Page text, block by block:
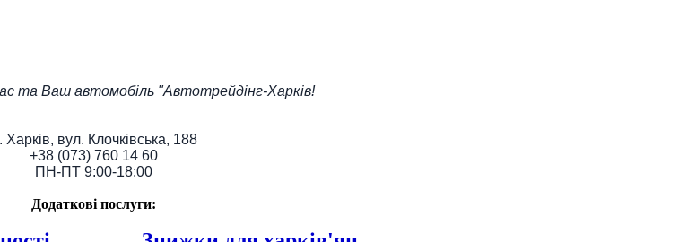
та Ваш автомобіль "Автотрейдінг-Харків!
Харків, вул. Клочківська, 188
+38 (073) 760 14 60
ПН-ПТ 9:00-18:00
Додаткові послуги: